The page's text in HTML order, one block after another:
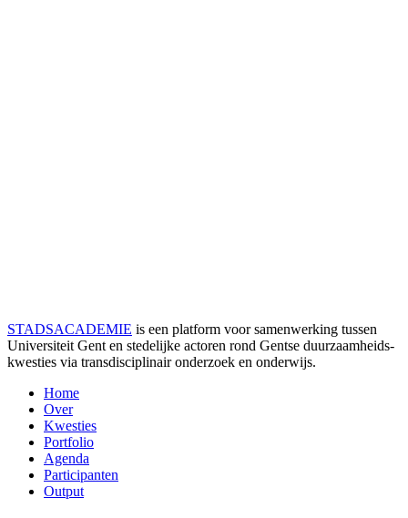
STADSACADEMIE is een platform voor samenwerking tussen
Universiteit Gent en stedelijke actoren rond Gentse duurzaamheids­
kwesties via transdisciplinair onderzoek en onderwijs.
Home
Over
Kwesties
Portfolio
Agenda
Participanten
Output